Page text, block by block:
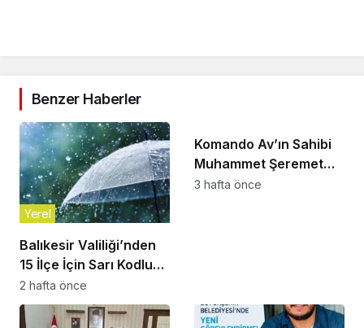
Benzer Haberler
Balıkesir Valiliği’nden
15 İlçe İçin Sarı Kodlu
Gök Gürültülü Sağanak
Uyarısı!
Yerel
2 hafta önce
Komando Av’ın Sahibi
Muhammet Şeremet
Son Yolculuğuna
3 hafta önce